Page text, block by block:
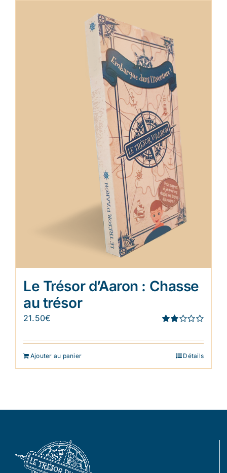
Le Trésor d’Aaron : Chasse
au trésor
1.91
21.50€
Ajouter au panier Détails